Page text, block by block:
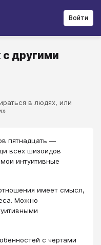
Войти
другими
в людях, или
пятнадцать —
всех шизоидов
интуитивные
имеет смысл,
Можно
с чертами